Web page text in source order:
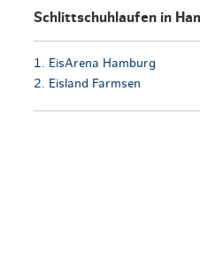
Schlittschuhlaufen in
1. EisArena Hamburg
2. Eisland Farmsen